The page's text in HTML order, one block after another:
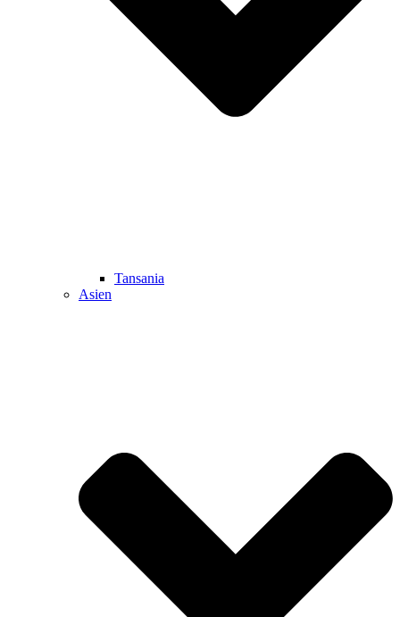
Tansania
Asien